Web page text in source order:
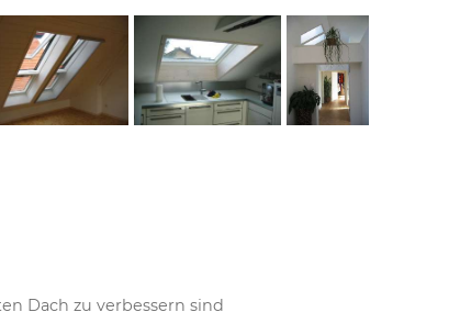
Dach zu verbessern sind